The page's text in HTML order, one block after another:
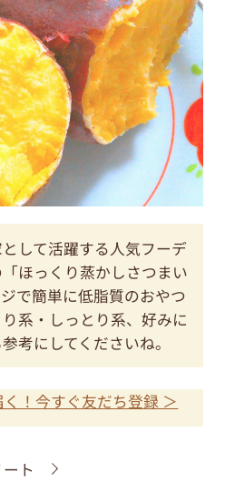
して活躍する人気フーデ
ほっくり蒸かしさつまい
で簡単に低脂質のおやつ
系・しっとり系、好みに
考にしてくださいね。
！今すぐ友だち登録 ＞
ト